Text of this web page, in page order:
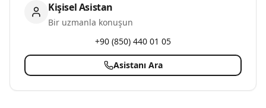
Kişisel Asistan
Bir uzmanla konuşun
+90 (850) 440 01 05
Asistanı Ara